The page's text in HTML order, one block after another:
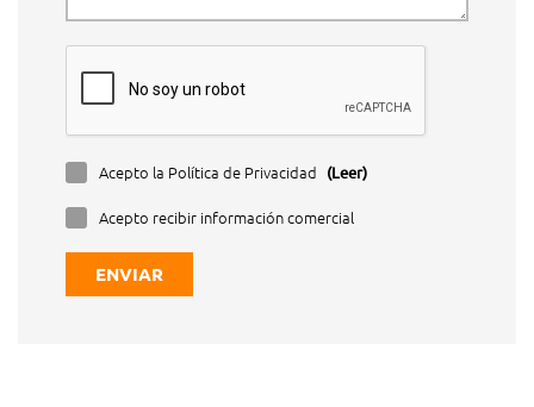
Acepto la Política de Privacidad (Leer)
Acepto recibir información comercial
ENVIAR